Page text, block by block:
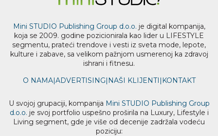
Mini STUDIO Publishing Group d.o.o. je digital kompanija,
koja se 2009. godine pozicionirala kao lider u LIFESTYLE
segmentu, prateći trendove i vesti iz sveta mode, lepote,
kulture i zabave, sa velikom pažnjom usmerenoj ka zdravoj
ishrani i fitnesu.
O NAMA|ADVERTISING| NAŠI KLIJENTI | KONTAKT
U svojoj grupaciji, kompanija Mini STUDIO Publishing Group
d.o.o. je svoj portfolio uspešno proširila na Luxury, Lifestyle i
Living segment, gde je više od decenije zadržala vodeću
poziciju: